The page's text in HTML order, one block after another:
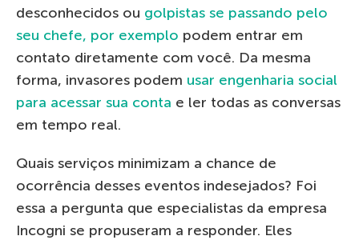
desconhecidos ou golpistas se passando pelo
seu chefe, por exemplo podem entrar em
contato diretamente com você. Da mesma
forma, invasores podem usar engenharia social
para acessar sua conta e ler todas as conversas
em tempo real.
Quais serviços minimizam a chance de
ocorrência desses eventos indesejados? Foi
essa a pergunta que especialistas da empresa
Incogni se propuseram a responder. Eles